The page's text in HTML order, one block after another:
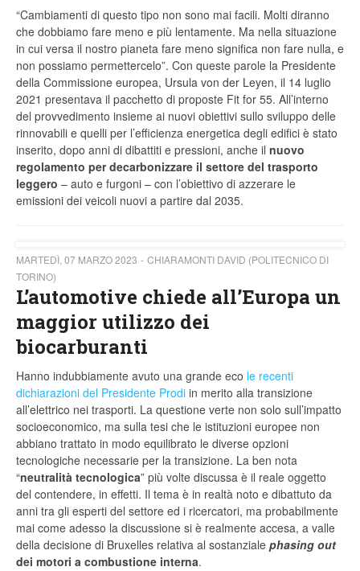
“Cambiamenti di questo tipo non sono mai facili. Molti diranno
che dobbiamo fare meno e più lentamente. Ma nella situazione
in cui versa il nostro pianeta fare meno significa non fare nulla, e
non possiamo permettercelo”. Con queste parole la Presidente
della Commissione europea, Ursula von der Leyen, il 14 luglio
2021 presentava il pacchetto di proposte Fit for 55. All’interno
del provvedimento insieme ai nuovi obiettivi sullo sviluppo delle
rinnovabili e quelli per l’efficienza energetica degli edifici è stato
inserito, dopo anni di dibattiti e pressioni, anche il nuovo
regolamento per decarbonizzare il settore del trasporto
leggero – auto e furgoni – con l’obiettivo di azzerare le
emissioni dei veicoli nuovi a partire dal 2035.
MARTEDÌ, 07 MARZO 2023
CHIARAMONTI DAVID (POLITECNICO DI
TORINO)
L’automotive chiede all’Europa un
maggior utilizzo dei
biocarburanti
Hanno indubbiamente avuto una grande eco le recenti
dichiarazioni del Presidente Prodi in merito alla transizione
all’elettrico nei trasporti. La questione verte non solo sull’impatto
socioeconomico, ma sulla tesi che le istituzioni europee non
abbiano trattato in modo equilibrato le diverse opzioni
tecnologiche necessarie per la transizione. La ben nota
“neutralità tecnologica” più volte discussa è il reale oggetto
del contendere, in effetti. Il tema è in realtà noto e dibattuto da
anni tra gli esperti del settore ed i ricercatori, ma probabilmente
mai come adesso la discussione si è realmente accesa, a valle
della decisione di Bruxelles relativa al sostanziale phasing out
dei motori a combustione interna.